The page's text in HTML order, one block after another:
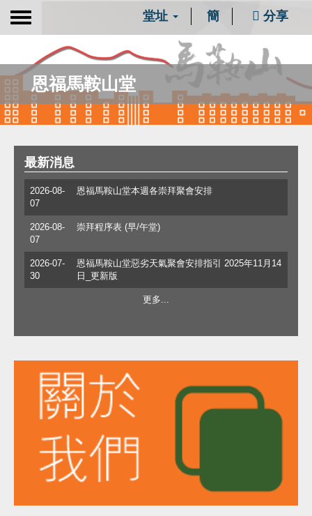
Toggle
堂址 簡 分享
恩福馬鞍山堂
最新消息
2026-08-
07
恩福馬鞍山堂本週各崇拜聚會安排
2026-08-
07
崇拜程序表 (早/午堂)
2026-07-
30
恩福馬鞍山堂惡劣天氣聚會安排指引 2025年11月14
日_更新版
更多...